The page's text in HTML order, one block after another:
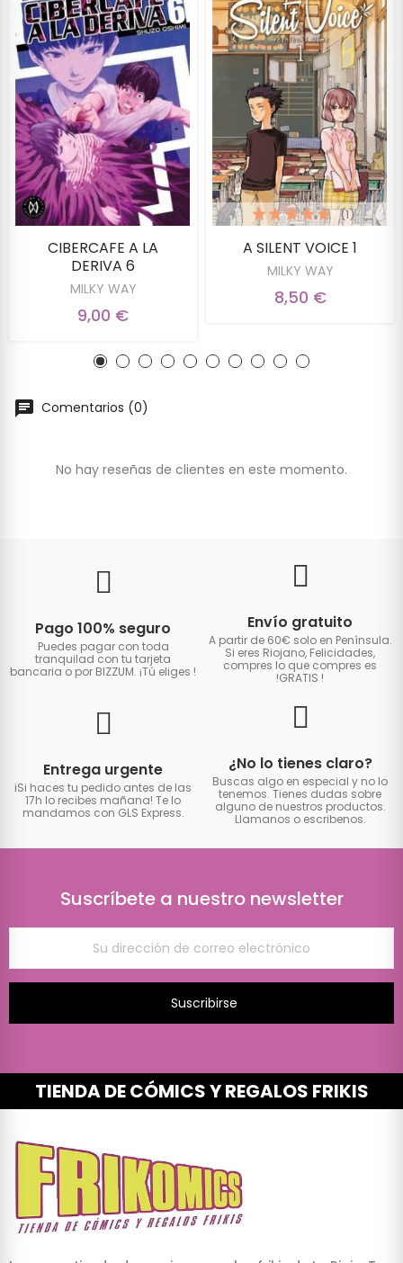
CIBERCAFE A LA
DERIVA 6
MILKY WAY
9,00 €
A SILENT VOICE 1
MILKY WAY
(1)
8,50 €
Comentarios (0)
No hay reseñas de clientes en este momento.
Pago 100% seguro
Puedes pagar con toda
tranquilad con tu tarjeta
bancaria o por BIZZUM. ¡Tú eliges !
Envío gratuito
A partir de 60€ solo en Península.
Si eres Riojano, Felicidades,
compres lo que compres es
!GRATIS !
Entrega urgente
iSi haces tu pedido antes de las
17h lo recibes mañana! Te lo
mandamos con GLS Express.
¿No lo tienes claro?
Buscas algo en especial y no lo
tenemos. Tienes dudas sobre
alguno de nuestros productos.
Llamanos o escribenos.
Suscríbete a nuestro newsletter
Suscribirse
TIENDA DE CÓMICS Y REGALOS FRIKIS